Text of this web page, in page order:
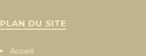
PLAN DU SITE
Accueil